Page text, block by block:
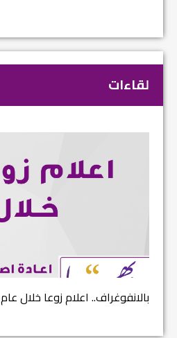
لقاءات
بالانفوغراف.. اعلام زوعا خلال عام 2017...